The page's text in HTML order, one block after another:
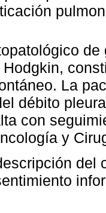
La
débito
con
y
del